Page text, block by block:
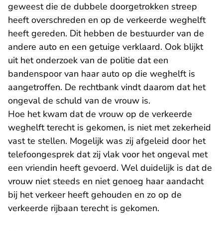
geweest die de dubbele doorgetrokken streep
heeft overschreden en op de verkeerde weghelft
heeft gereden. Dit hebben de bestuurder van de
andere auto en een getuige verklaard. Ook blijkt
uit het onderzoek van de politie dat een
bandenspoor van haar auto op die weghelft is
aangetroffen. De rechtbank vindt daarom dat het
ongeval de schuld van de vrouw is.
Hoe het kwam dat de vrouw op de verkeerde
weghelft terecht is gekomen, is niet met zekerheid
vast te stellen. Mogelijk was zij afgeleid door het
telefoongesprek dat zij vlak voor het ongeval met
een vriendin heeft gevoerd. Wel duidelijk is dat de
vrouw niet steeds en niet genoeg haar aandacht
bij het verkeer heeft gehouden en zo op de
verkeerde rijbaan terecht is gekomen.